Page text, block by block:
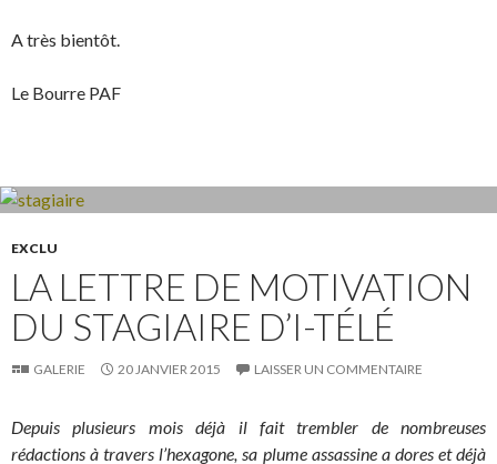
A très bientôt.
Le Bourre PAF
EXCLU
LA LETTRE DE MOTIVATION
DU STAGIAIRE D’I-TÉLÉ
GALERIE 20 JANVIER 2015 LAISSER UN COMMENTAIRE
Depuis plusieurs mois déjà il fait trembler de nombreuses
rédactions à travers l’hexagone, sa plume assassine a dores et déjà